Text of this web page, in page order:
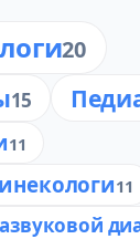
20
15
11
11